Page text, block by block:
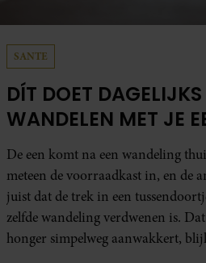
SANTE
DÍT DOET DAGELIJKS
WANDELEN MET JE
De een komt na een wandeling
meteen de voorraadkast in, en de
juist dat de trek in een
zelfde wandeling verdwenen is.
honger simpelweg aanwakkert,